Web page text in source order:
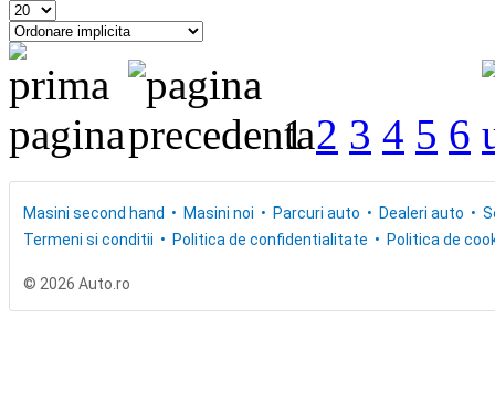
1 2 3 4 5 6
Masini second hand Masini noi Parcuri auto Dealeri auto
Termeni si conditii
Politica de confidentialitate Politica de
© 2026 Auto.ro